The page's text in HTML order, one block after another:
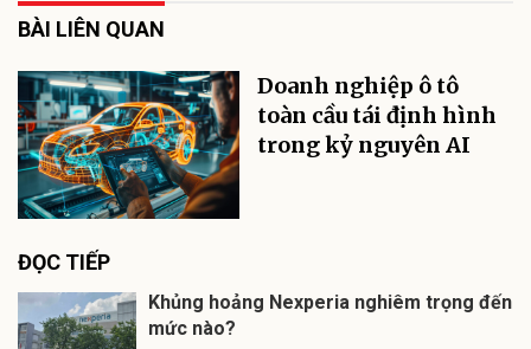
BÀI LIÊN QUAN
Doanh nghiệp ô tô
toàn cầu tái định hình
trong kỷ nguyên AI
ĐỌC TIẾP
Khủng hoảng Nexperia nghiêm trọng đến
mức nào?